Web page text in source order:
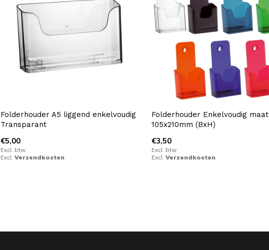
Folderhouder A5 liggend enkelvoudig
Transparant
€5,00
Excl. btw
Excl.Verzendkosten
Folderhouder Enkelvoudig maat
105x210mm (BxH)
€3,50
Excl. btw
Excl. Verzendkosten